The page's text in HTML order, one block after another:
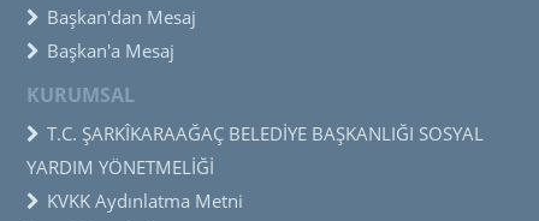
Başkan'dan Mesaj
Başkan'a Mesaj
KURUMSAL
T.C. ŞARKÎKARAAĞAÇ BELEDİYE BAŞKANLIĞI SOSYAL
YARDIM YÖNETMELİĞİ
KVKK Aydınlatma Metni